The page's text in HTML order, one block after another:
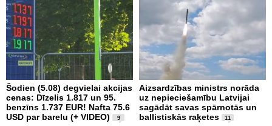
Šodien (5.08) degvielai akcijas
cenas: Dīzelis 1.817 un 95.
benzīns 1.737 EUR! Nafta 75.6
USD par barelu (+ VIDEO)
9
Aizsardzības ministrs norāda
uz nepieciešamību Latvijai
sagādāt savas spārnotās un
ballistiskās raķetes
11